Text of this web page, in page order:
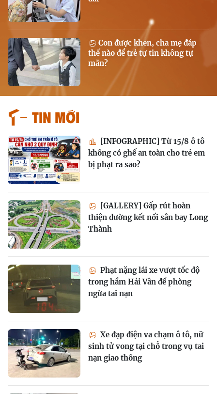
Con được khen, cha mẹ đáp
thế nào để trẻ tự tin không tự
mãn?
Tin mới
[INFOGRAPHIC] Từ 15/8 ô tô
không có ghế an toàn cho trẻ em
bị phạt ra sao?
[GALLERY] Gấp rút hoàn
thiện đường kết nối sân bay Long
Thành
Phạt nặng lái xe vượt tốc độ
trong hầm Hải Vân để phòng
ngừa tai nạn
Xe đạp điện va chạm ô tô, nữ
sinh tử vong tại chỗ trong vụ tai
nạn giao thông